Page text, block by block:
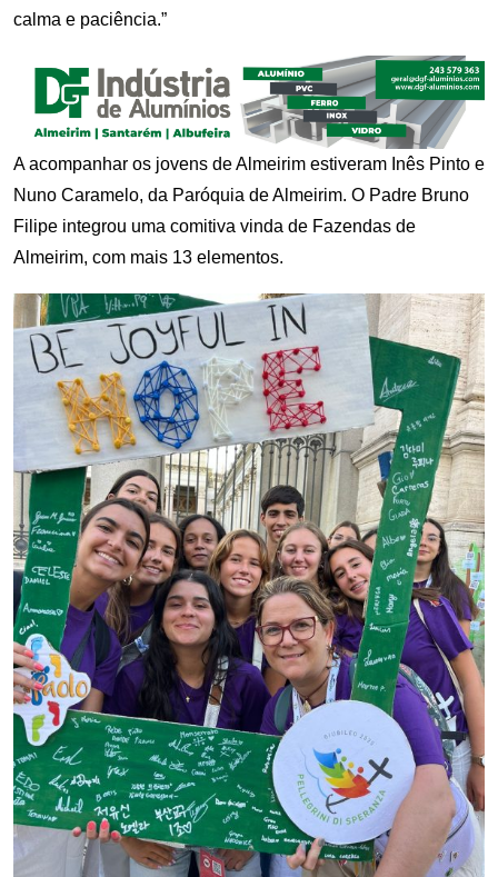
calma e paciência.”
A acompanhar os jovens de Almeirim estiveram Inês Pinto e
Nuno Caramelo, da Paróquia de Almeirim. O Padre Bruno
Filipe integrou uma comitiva vinda de Fazendas de
Almeirim, com mais 13 elementos.